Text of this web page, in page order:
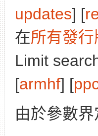
updates] [
在所有發行
Limit
[armhf] [
由於參數